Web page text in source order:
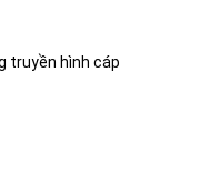
truyền hình cáp